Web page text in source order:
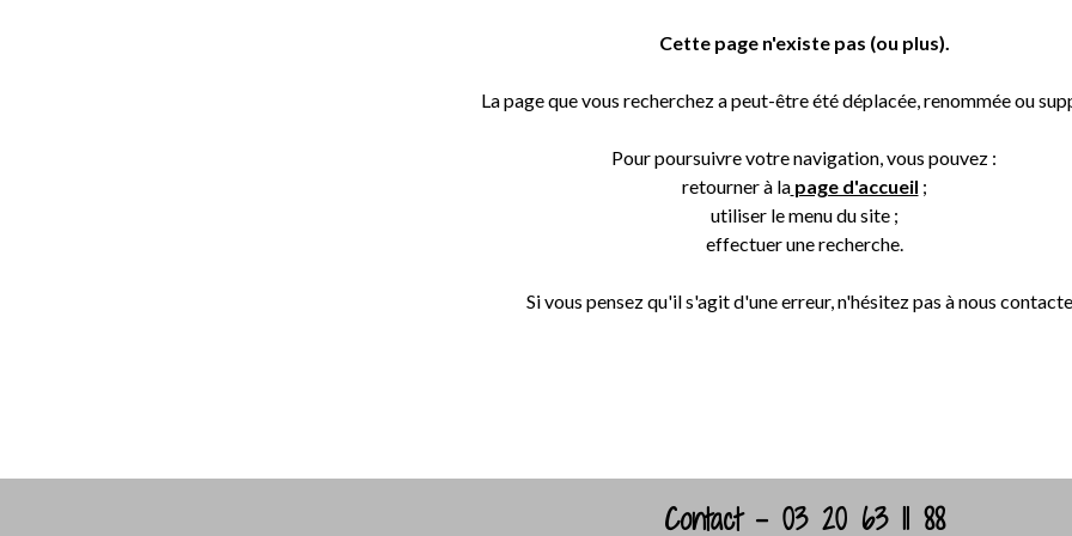
Cette page n'existe pas (ou plus).
La page que vous recherchez a peut-être été déplacée, renommée ou
Pour poursuivre votre navigation, vous pouvez :
retourner à la page d'accueil ;
utiliser le menu du site ;
effectuer une recherche.
Si vous pensez qu'il s'agit d'une erreur, n'hésitez pas à nous
Contact - 03 20 63 11 88